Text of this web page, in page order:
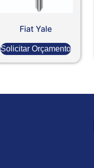
Fiat Yale
Solicitar Orçamento